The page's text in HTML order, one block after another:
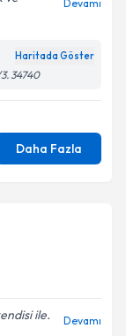
ve
34740
Daha Fazla
ile.